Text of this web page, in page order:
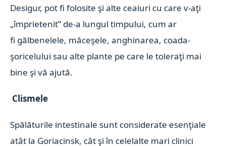
Desigur, pot fi folosite şi alte ceaiuri cu care v-aţi
„împrietenit” de-a lungul timpului, cum ar
fi gălbenelele, măceşele, anghinarea, coada-
şoricelului sau alte plante pe care le toleraţi mai
bine şi vă ajută.
Clismele
Spălăturile intestinale sunt considerate esenţiale
atât la Goriacinsk, cât şi în celelalte mari clinici